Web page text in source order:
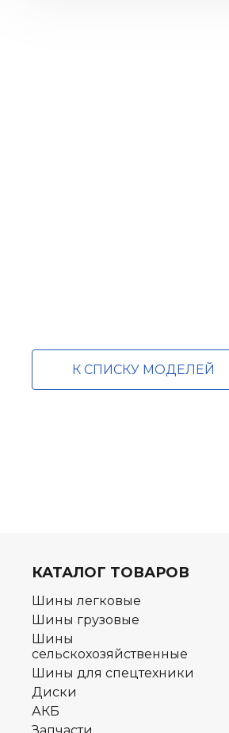
К СПИСКУ МОДЕЛЕЙ
КАТАЛОГ ТОВАРОВ
Шины легковые
Шины грузовые
Шины
сельскохозяйственные
Шины для спецтехники
Диски
АКБ